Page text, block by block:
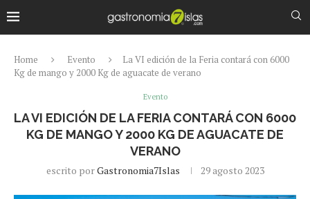
Home Evento
La VI edición de la Feria contará con 6000
Kg de mango y 2000 Kg de aguacate de verano
Evento
LA VI EDICIÓN DE LA FERIA CONTARÁ CON 6000
KG DE MANGO Y 2000 KG DE AGUACATE DE
VERANO
escrito porGastronomia7Islas 29 agosto 2023